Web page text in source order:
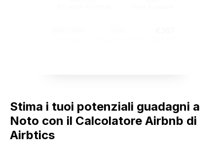
Stima i tuoi potenziali guadagni a
Noto con il Calcolatore Airbnb di
Airbtics